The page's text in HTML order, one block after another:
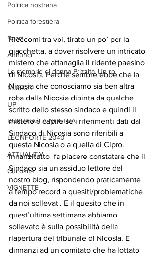
Politica nostrana
Politica forestiera
Sport
Annunci
Le memorie di donna Prizzita. Un ro
MUSICA
UP
RUBRICA: LA NOSTRA
LEONFORTE 2040
ATTUALITA'
Curiosità
VIGNETTE
Rieccomi tra voi, tirato un po’ per la
giacchetta, a dover risolvere un intricato
mistero che attanaglia il ridente paesino
di Nicosia. Perché sembrerebbe che la
Nicosia che conosciamo sia ben altra
roba dalla Nicosia dipinta da qualche
scritto dello stesso sindaco e quindi il
mistero è capire se i riferimenti dati dal
Sindaco di Nicosia sono riferibili a
questa Nicosia o a quella di Cipro.
Innanzitutto  fa piacere constatare che il
Sindaco sia un assiduo lettore del
nostro blog, rispondendo praticamente
a tempo record a quesiti/problematiche
da noi sollevati. E il quesito che in
quest’ultima settimana abbiamo
sollevato è sulla possibilità della
riapertura del tribunale di Nicosia. E
dinnanzi ad un comitato che ha lottato